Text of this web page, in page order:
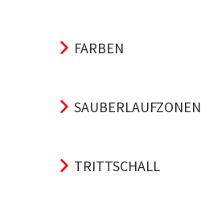
FARBEN
SAUBERLAUFZONEN
TRITTSCHALL